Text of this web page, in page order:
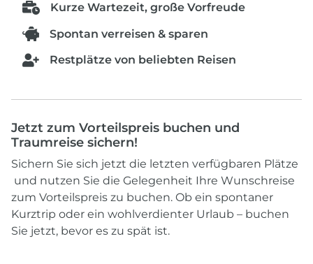
Kurze Wartezeit, große Vorfreude
Spontan verreisen & sparen
Restplätze von beliebten Reisen
Jetzt zum Vorteilspreis buchen und
Traumreise sichern!
Sichern Sie sich jetzt die letzten verfügbaren Plätze
und nutzen Sie die Gelegenheit Ihre Wunschreise
zum Vorteilspreis zu buchen. Ob ein spontaner
Kurztrip oder ein wohlverdienter Urlaub – buchen
Sie jetzt, bevor es zu spät ist.